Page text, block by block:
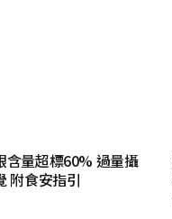
含量超標60% 過量攝
附食安指引